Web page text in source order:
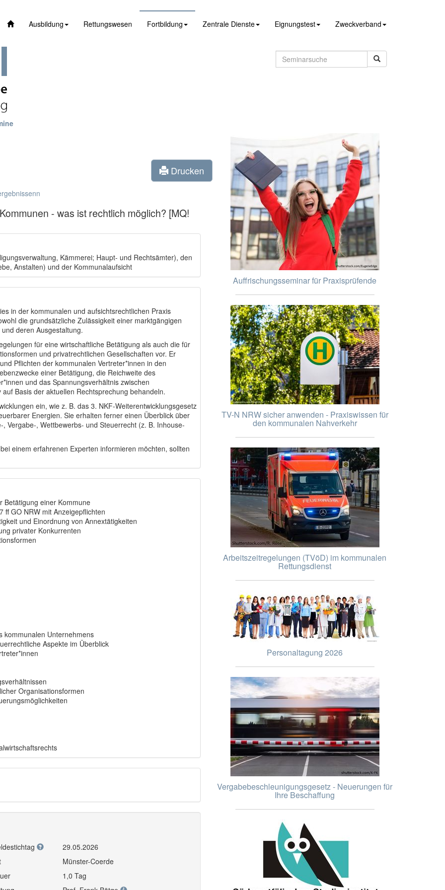
Ausbildung Rettungswesen Fortbildung Zentrale Dienste Eignungstest Zweckverband
Drucken
- was ist rechtlich möglich? [MQ!
Kämmerei; Haupt- und Rechtsämter), den
Anstalten) und der Kommunalaufsicht
in der kommunalen und aufsichtsrechtlichen Praxis
die grundsätzliche Zulässigkeit einer marktgängigen
deren Ausgestaltung.
für eine wirtschaftliche Betätigung als auch die für
und privatrechtlichen Gesellschaften vor. Er
Pflichten der kommunalen Vertreter*innen in den
einer Betätigung, die Reichweite des
und das Spannungsverhältnis zwischen
Basis der aktuellen Rechtsprechung behandeln.
ein, wie z. B. das 3. NKF-Weiterentwicklungsgesetz
Energien. Sie erhalten ferner einen Überblick über
Vergabe-, Wettbewerbs- und Steuerrecht (z. B. Inhouse-
einem erfahrenen Experten informieren möchten, sollten
Betätigung einer Kommune
ff GO NRW mit Anzeigepflichten
und Einordnung von Annextätigkeiten
privater Konkurrenten
kommunalen Unternehmens
Aspekte im Überblick
Organisationsformen
29.05.2026
Münster-Coerde
1,0 Tag
Auffrischungsseminar für Praxisprüfende
TV-N NRW sicher anwenden - Praxiswissen für
den kommunalen Nahverkehr
Arbeitszeitregelungen (TVöD) im kommunalen
Rettungsdienst
Personaltagung 2026
Vergabebeschleunigungsgesetz - Neuerungen für
Ihre Beschaffung